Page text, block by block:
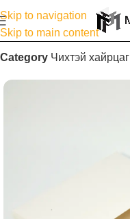
Skip to navigation
Skip to main content
Category Чихтэй хайрцаг